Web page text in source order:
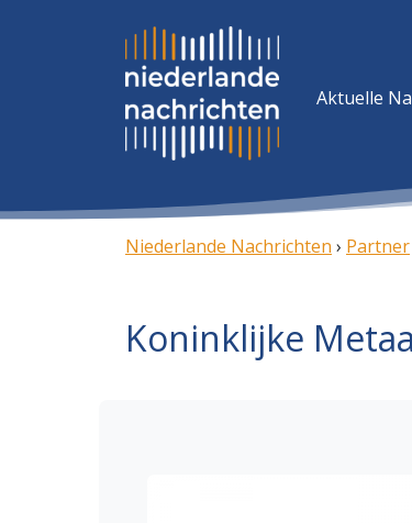
Aktuelle
Niederlande Nachrichten › Partner
Koninklijke